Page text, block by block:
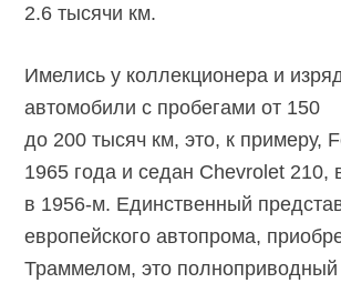
2.6 тысячи км.
Имелись у коллекционера и
автомобили с пробегами от 150
до 200 тысяч км, это, к примеру,
1965 года и седан Chevrolet
в 1956-м. Единственный
европейского автопрома,
Траммелом, это полноприводный